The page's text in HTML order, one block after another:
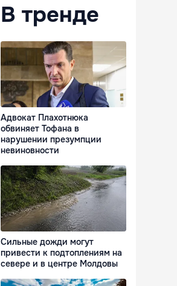
В тренде
Адвокат Плахотнюка
обвиняет Тофана в
нарушении презумпции
невиновности
Сильные дожди могут
привести к подтоплениям на
севере и в центре Молдовы